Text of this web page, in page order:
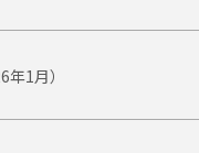
1月）